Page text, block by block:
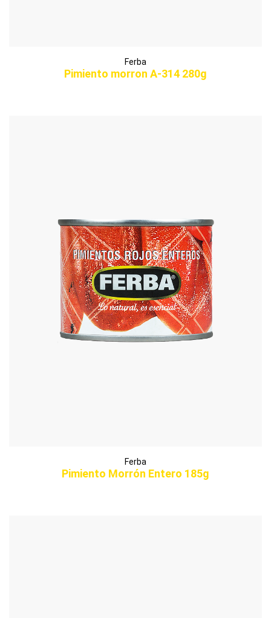
Ferba
Pimiento morron A-314 280g
Ferba
Pimiento Morrón Entero 185g